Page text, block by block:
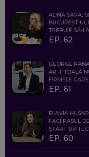
ALINA SAVA,
TREBUIE SĂ-I
EP. 62
GEORGE
ARTIFICIALĂ
FIRMELE
EP. 61
FLAVIA
FACI PASUL
START-UP
EP. 60